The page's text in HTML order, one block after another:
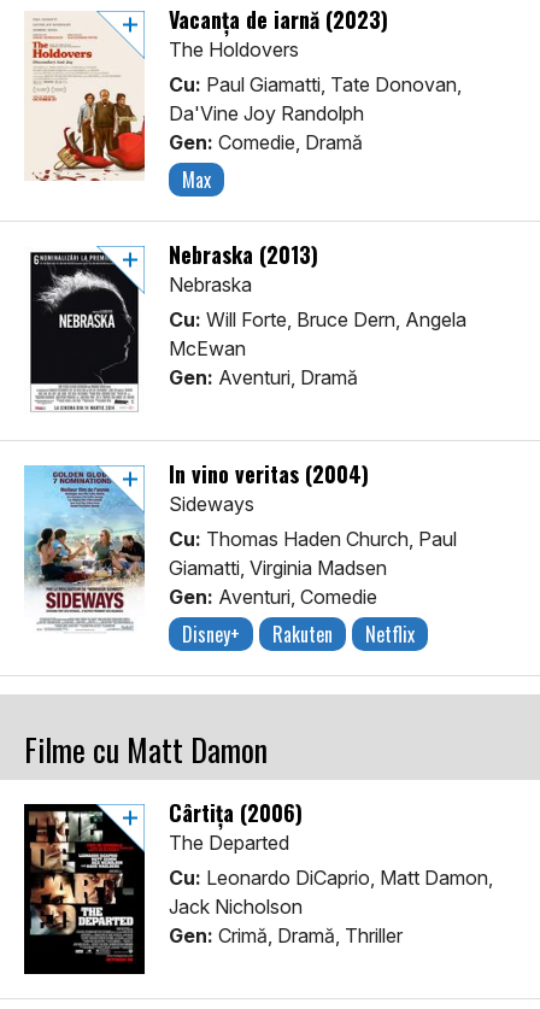
Vacanța de iarnă (2023)
The Holdovers
Cu: Paul Giamatti, Tate Donovan,
Da'Vine Joy Randolph
Gen: Comedie, Dramă
Max
Nebraska (2013)
Nebraska
Cu: Will Forte, Bruce Dern, Angela
McEwan
Gen: Aventuri, Dramă
In vino veritas (2004)
Sideways
Cu: Thomas Haden Church, Paul
Giamatti, Virginia Madsen
Gen: Aventuri, Comedie
Disney+ Rakuten Netflix
Filme cu Matt Damon
Cârtița (2006)
The Departed
Cu: Leonardo DiCaprio, Matt Damon,
Jack Nicholson
Gen: Crimă, Dramă, Thriller